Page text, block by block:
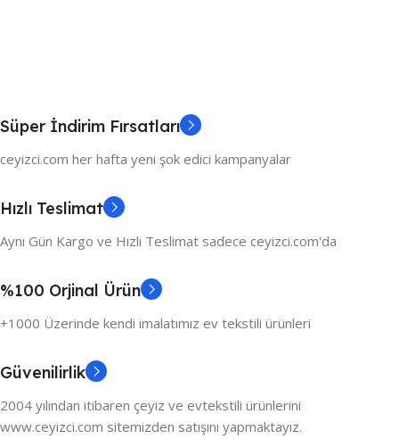
Süper İndirim Fırsatları
ceyizci.com her hafta yeni şok edici kampanyalar
Hızlı Teslimat
Aynı Gün Kargo ve Hızlı Teslimat sadece ceyizci.com'da
%100 Orjinal Ürün
+1000 Üzerinde kendi imalatımız ev tekstili ürünleri
Güvenilirlik
2004 yılından itibaren çeyiz ve evtekstili ürünlerini
www.ceyizci.com sitemizden satışını yapmaktayız.